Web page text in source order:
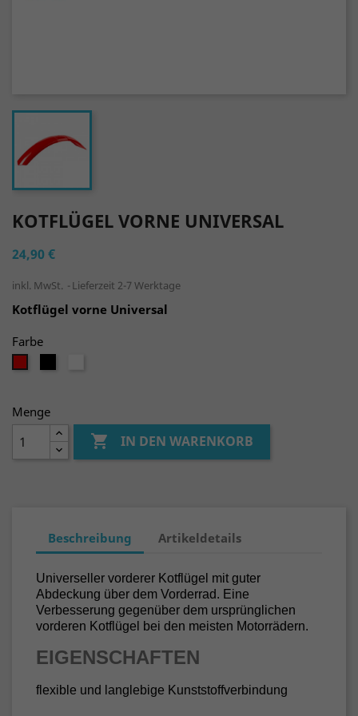
KOTFLÜGEL VORNE UNIVERSAL
24,90 €
inkl. MwSt. Lieferzeit 2-7 Werktage
Kotflügel vorne Universal
Farbe
Menge
 IN DEN WARENKORB
Beschreibung Artikeldetails
Universeller vorderer Kotflügel mit guter
Abdeckung über dem Vorderrad. Eine
Verbesserung gegenüber dem ursprünglichen
vorderen Kotflügel bei den meisten Motorrädern.
EIGENSCHAFTEN
flexible und langlebige Kunststoffverbindung